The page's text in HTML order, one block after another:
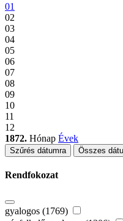
01
02
03
04
05
06
07
08
09
10
11
12
1872. Hónap Évek
Szűrés dátumra Összes
Rendfokozat
gyalogos (1769)